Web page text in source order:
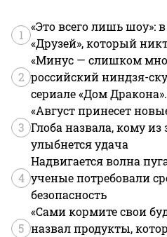
1
«Это всего лишь шоу»:
«Друзей», который
2
«Минус — слишком
российский ниндзя-
сериале «Дом
3
«Август принесет
Глоба назвала, кому из
улыбнется удача
4
Надвигается волна
ученые потребовали
безопасность
5
«Сами кормите свои
назвал продукты,